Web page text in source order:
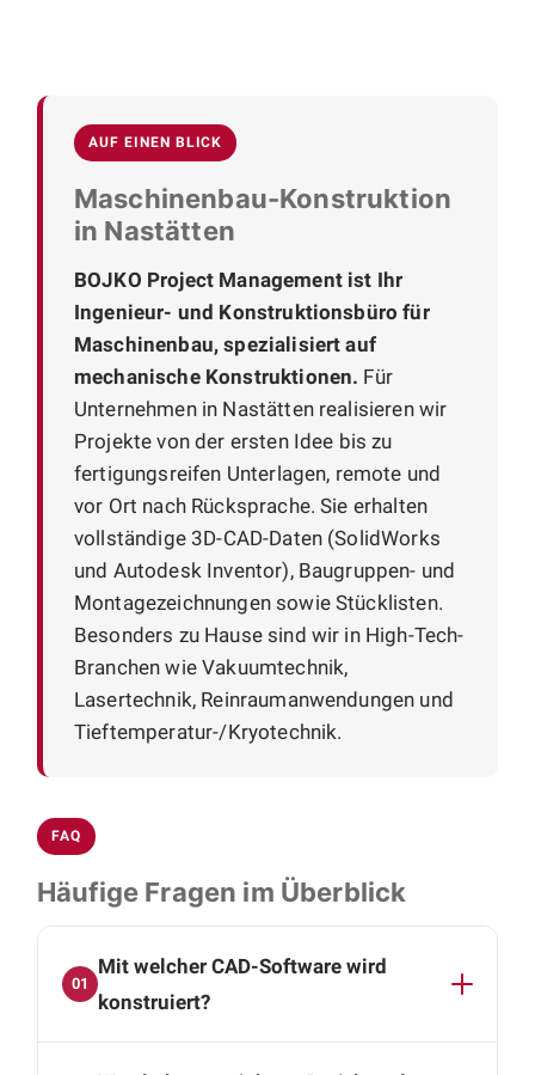
AUF EINEN BLICK
Maschinenbau-Konstruktion
in Nastätten
BOJKO Project Management ist Ihr
Ingenieur- und Konstruktionsbüro für
Maschinenbau, spezialisiert auf
mechanische Konstruktionen. Für
Unternehmen in Nastätten realisieren wir
Projekte von der ersten Idee bis zu
fertigungsreifen Unterlagen, remote und
vor Ort nach Rücksprache. Sie erhalten
vollständige 3D-CAD-Daten (SolidWorks
und Autodesk Inventor), Baugruppen- und
Montagezeichnungen sowie Stücklisten.
Besonders zu Hause sind wir in High-Tech-
Branchen wie Vakuumtechnik,
Lasertechnik, Reinraumanwendungen und
Tieftemperatur-/Kryotechnik.
FAQ
Häufige Fragen im Überblick
01
Mit welcher CAD-Software wird
konstruiert?